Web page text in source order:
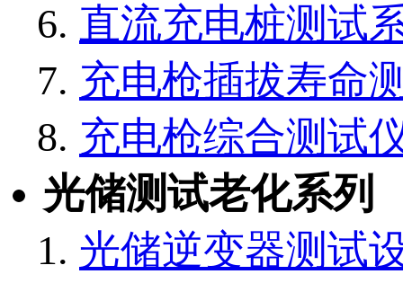
直流充电桩测试
充电枪插拔寿命
充电枪综合测试
光储测试老化系列
光储逆变器测试